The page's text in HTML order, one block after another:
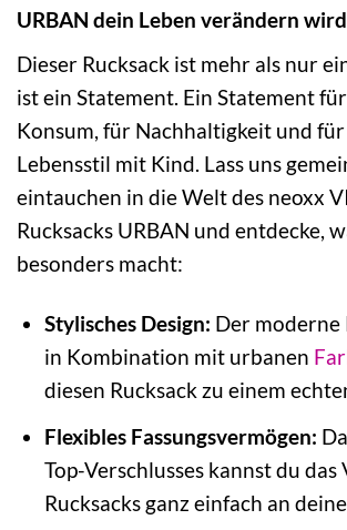
URBAN dein Leben verändern
Dieser Rucksack ist mehr als nur
ist ein Statement. Ein Statement
Konsum, für Nachhaltigkeit und
Lebensstil mit Kind. Lass uns
eintauchen in die Welt des neoxx
Rucksacks URBAN und entdecke,
besonders macht:
Stylisches Design: Der moderne
in Kombination mit urbanen
diesen Rucksack zu einem
Flexibles Fassungsvermögen:
Top-Verschlusses kannst du das
Rucksacks ganz einfach an